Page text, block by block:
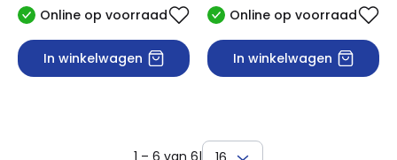
Online op voorraad
In winkelwagen
Online op voorraad
In winkelwagen
1 – 6 van 6|